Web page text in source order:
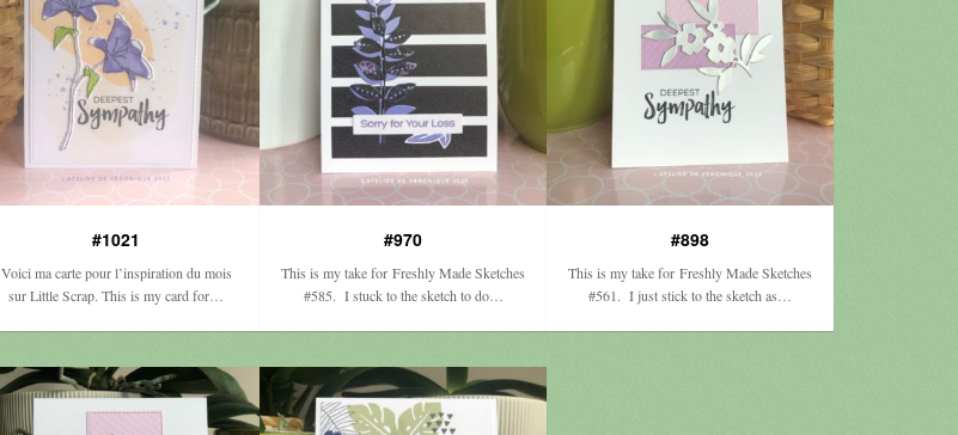
#1021
Voici ma carte pour l’inspiration du mois
sur Little Scrap. This is my card for…
#970
This is my take for Freshly Made Sketches
#585. I stuck to the sketch to do…
#898
This is my take for Freshly Made Sketches
#561. I just stick to the sketch as…